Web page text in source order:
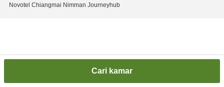
Novotel Chiangmai Nimman Journeyhub
Cari kamar